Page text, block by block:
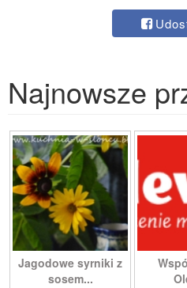
Najnowsze
Jagodowe syrniki z
sosem...